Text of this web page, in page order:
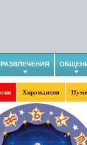
РАЗВЛЕЧЕНИЯ
Хиромантия